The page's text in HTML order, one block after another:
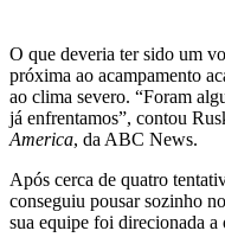
O que deveria ter sido um
próxima ao acampamento
ao clima severo. “Foram
já enfrentamos”, contou
America, da ABC News.
Após cerca de quatro
conseguiu pousar sozinho
sua equipe foi direcionada a